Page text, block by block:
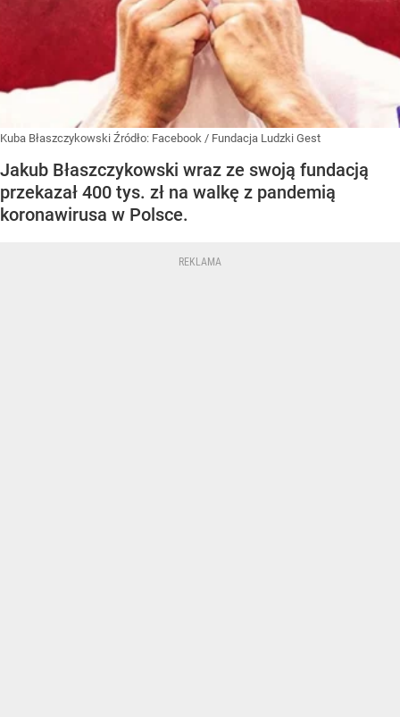
Kuba Błaszczykowski Źródło: Facebook / Fundacja Ludzki Gest
Jakub Błaszczykowski wraz ze swoją fundacją
przekazał 400 tys. zł na walkę z pandemią
koronawirusa w Polsce.